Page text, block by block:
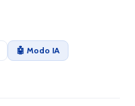
🤖 Modo IA